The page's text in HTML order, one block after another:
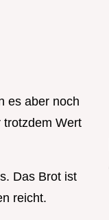
es aber noch
trotzdem Wert
Das Brot ist
reicht.